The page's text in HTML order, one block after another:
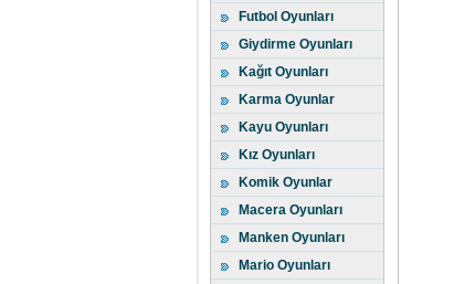
Futbol Oyunları
Giydirme Oyunları
Kağıt Oyunları
Karma Oyunlar
Kayu Oyunları
Kız Oyunları
Komik Oyunlar
Macera Oyunları
Manken Oyunları
Mario Oyunları